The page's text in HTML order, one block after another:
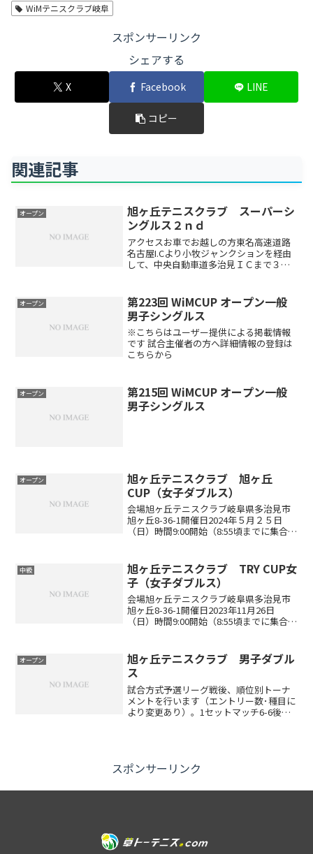
WiMテニスクラブ岐阜
スポンサーリンク
シェアする
X Facebook LINE
コピー
関連記事
オープン
旭ヶ丘テニスクラブ スーパーシ
ングルス２ｎｄ
アクセスお車でお越しの方東名高速道路
名古屋I.Cより小牧ジャンクションを経由
して、中央自動車道多治見ＩＣまで３０
治見駅北口(裏)名鉄緑台線 旭ヶ丘10丁目
下車徒歩２分時...
オープン
第223回 WiMCUP オープン一般
男子シングルス
※こちらはユーザー提供による掲載情報
です 試合主催者の方へ詳細情報の登録は
こちらから
オープン
第215回 WiMCUP オープン一般
男子シングルス
オープン
旭ヶ丘テニスクラブ 旭ヶ丘
CUP（女子ダブルス）
会場旭ヶ丘テニスクラブ岐阜県多治見市
旭ヶ丘8-36-1開催日2024年５月２５日
（日）時間9:00開始（8:55頃までに集合）
4,800円(ペア）エントリー方法エントリ...
中級
旭ヶ丘テニスクラブ TRY CUP女
子（女子ダブルス）
会場旭ヶ丘テニスクラブ岐阜県多治見市
旭ヶ丘8-36-1開催日2023年11月26日
（日）時間9:00開始（8:55頃までに集合）
業エントリー代4,800円(ペア）エント...
オープン
旭ヶ丘テニスクラブ 男子ダブル
ス
試合方式予選リーグ戦後、順位別トーナ
メントを行います（エントリー数･種目に
より変更あり）。1セットマッチ6-6後タ
スポンサーリンク